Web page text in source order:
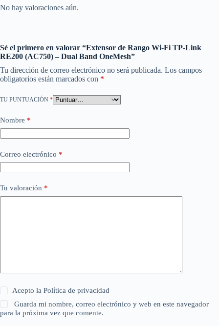
No hay valoraciones aún.
Sé el primero en valorar “Extensor de Rango Wi-Fi TP-Link
RE200 (AC750) – Dual Band OneMesh”
Tu dirección de correo electrónico no será publicada. Los campos
obligatorios están marcados con *
TU PUNTUACIÓN *
Nombre *
Correo electrónico *
Tu valoración *
Acepto laPolítica de privacidad
Guarda mi nombre, correo electrónico y web en este navegador
para la próxima vez que comente.